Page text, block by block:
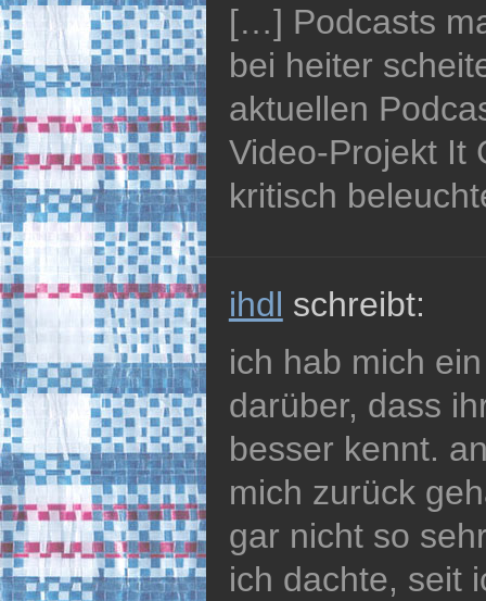
[…] Podcasts
bei heiter
aktuellen
Video-Projekt It
kritisch
ihdl schreibt:
ich hab mich
darüber, dass
besser kennt.
mich zurück
gar nicht so
ich dachte, seit